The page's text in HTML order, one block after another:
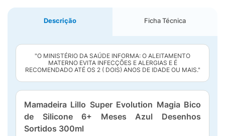
Descrição Ficha Técnica
"O MINISTÉRIO DA SAÚDE INFORMA: O ALEITAMENTO
MATERNO EVITA INFECÇÕES E ALERGIAS E É
RECOMENDADO ATÉ OS 2 ( DOIS) ANOS DE IDADE OU MAIS."
Mamadeira Lillo Super Evolution Magia Bico
de Silicone 6+ Meses Azul Desenhos
Sortidos 300ml